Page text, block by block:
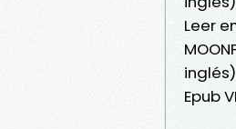
Leer
inglés)
Epub